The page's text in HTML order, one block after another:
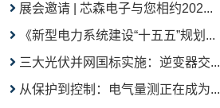
展会邀请 | 芯森电子与您相约202...
《新型电力系统建设“十五五”规划...
三大光伏并网国标实施：逆变器交...
从保护到控制：电气量测正在成为...